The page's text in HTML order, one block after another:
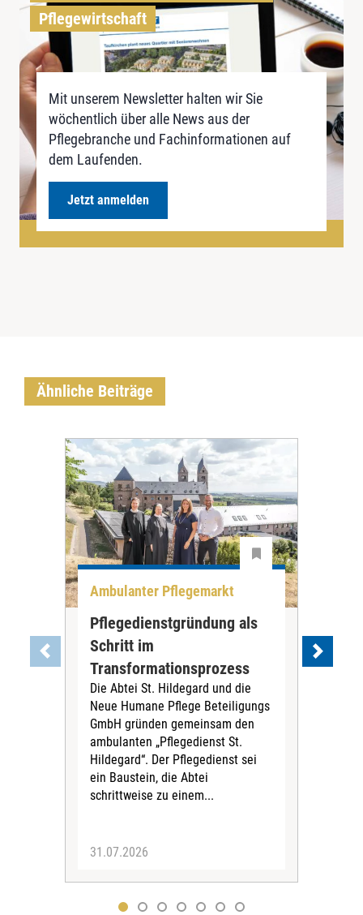
Pflegewirtschaft
Mit unserem Newsletter halten wir Sie
wöchentlich über alle News aus der
Pflegebranche und Fachinformationen auf
dem Laufenden.
Jetzt anmelden
Ähnliche Beiträge
Ambulanter Pflegemarkt
Pflegedienstgründung als
Schritt im
Transformationsprozess
Die Abtei St. Hildegard und die
Neue Humane Pflege Beteiligungs
GmbH gründen gemeinsam den
ambulanten „Pflegedienst St.
Hildegard“. Der Pflegedienst sei
ein Baustein, die Abtei
schrittweise zu einem...
31.07.2026